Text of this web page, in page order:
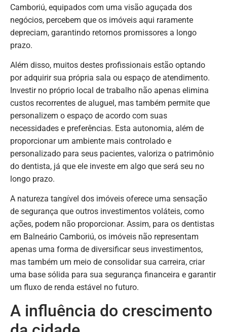
Camboriú, equipados com uma visão aguçada dos
negócios, percebem que os imóveis aqui raramente
depreciam, garantindo retornos promissores a longo
prazo.
Além disso, muitos destes profissionais estão optando
por adquirir sua própria sala ou espaço de atendimento.
Investir no próprio local de trabalho não apenas elimina
custos recorrentes de aluguel, mas também permite que
personalizem o espaço de acordo com suas
necessidades e preferências. Esta autonomia, além de
proporcionar um ambiente mais controlado e
personalizado para seus pacientes, valoriza o patrimônio
do dentista, já que ele investe em algo que será seu no
longo prazo.
A natureza tangível dos imóveis oferece uma sensação
de segurança que outros investimentos voláteis, como
ações, podem não proporcionar. Assim, para os dentistas
em Balneário Camboriú, os imóveis não representam
apenas uma forma de diversificar seus investimentos,
mas também um meio de consolidar sua carreira, criar
uma base sólida para sua segurança financeira e garantir
um fluxo de renda estável no futuro.
A influência do crescimento